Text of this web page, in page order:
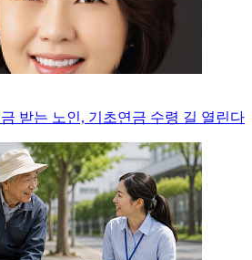
받는 노인, 기초연금 수령 길 열린다